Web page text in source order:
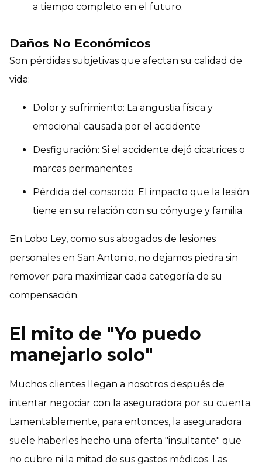
a tiempo completo en el futuro.
Daños No Económicos
Son pérdidas subjetivas que afectan su calidad de
vida:
Dolor y sufrimiento: La angustia física y
emocional causada por el accidente
Desfiguración: Si el accidente dejó cicatrices o
marcas permanentes
Pérdida del consorcio: El impacto que la lesión
tiene en su relación con su cónyuge y familia
En Lobo Ley, como sus abogados de lesiones
personales en San Antonio, no dejamos piedra sin
remover para maximizar cada categoría de su
compensación.
El mito de "Yo puedo
manejarlo solo"
Muchos clientes llegan a nosotros después de
intentar negociar con la aseguradora por su cuenta.
Lamentablemente, para entonces, la aseguradora
suele haberles hecho una oferta "insultante" que
no cubre ni la mitad de sus gastos médicos. Las